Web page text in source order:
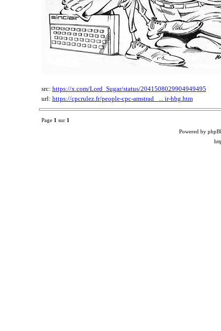
src: https://x.com/Lord_Sugar/status/2041508029904949495
url: https://cpcrulez.fr/people-cpc-amstrad_ ... ir-hbg.htm
Page 1 sur 1
Powered by